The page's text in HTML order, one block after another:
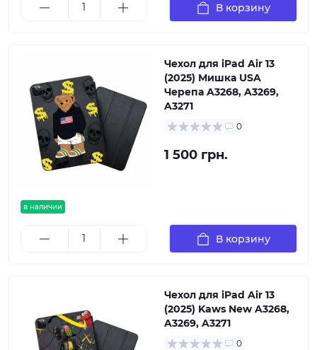
В корзину
в наличии
Чехол для iPad Air 13
(2025) Мишка USA
Черепа A3268, A3269,
A3271
0
1 500 грн.
В корзину
Чехол для iPad Air 13
(2025) Kaws New A3268,
A3269, A3271
0